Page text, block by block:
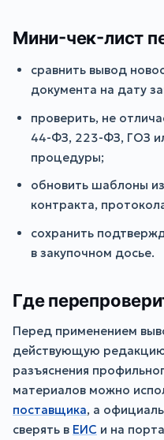
Мини-чек-лист
сравнить вывод
документа на дату
проверить, не
44-ФЗ, 223-ФЗ, ГОЗ
процедуры;
обновить шаблоны
контракта,
сохранить
в закупочном досье.
Где
Перед применением
действующую редакцию
разъяснения
материалов можно
поставщика, а
сверять в ЕИС и на